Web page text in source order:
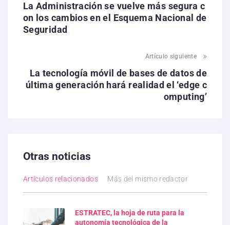
La Administración se vuelve más segura c
on los cambios en el Esquema Nacional de
Seguridad
Artículo siguiente
La tecnología móvil de bases de datos de
última generación hará realidad el ‘edge c
omputing’
Otras noticias
Artículos relacionados Más del mismo redactor
ESTRATEC, la hoja de ruta para la
autonomía tecnológica de la